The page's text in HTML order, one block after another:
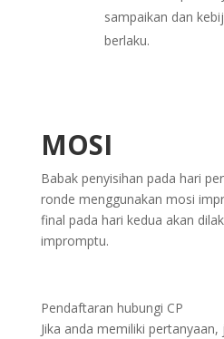
sampaikan dan
berlaku.
MOSI
Babak penyisihan pada hari
ronde menggunakan mosi
final pada hari kedua akan
impromptu.
Pendaftaran hubungi CP
Jika anda memiliki